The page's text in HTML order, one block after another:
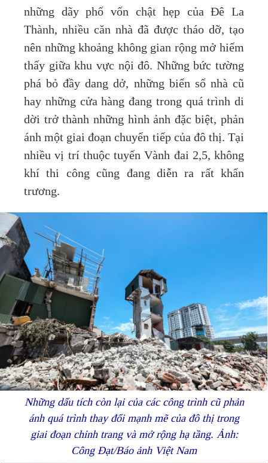
những dãy phố vốn chật hẹp của Đê La
Thành, nhiều căn nhà đã được tháo dỡ, tạo
nên những khoảng không gian rộng mở hiếm
thấy giữa khu vực nội đô. Những bức tường
phá bỏ đầy dang dở, những biển số nhà cũ
hay những cửa hàng đang trong quá trình di
dời trở thành những hình ảnh đặc biệt, phản
ánh một giai đoạn chuyển tiếp của đô thị. Tại
nhiều vị trí thuộc tuyến Vành đai 2,5, không
khí thi công cũng đang diễn ra rất khẩn
trương.
Những dấu tích còn lại của các công trình cũ phản
ánh quá trình thay đổi mạnh mẽ của đô thị trong
giai đoạn chỉnh trang và mở rộng hạ tầng. Ảnh:
Công Đạt/Báo ảnh Việt Nam